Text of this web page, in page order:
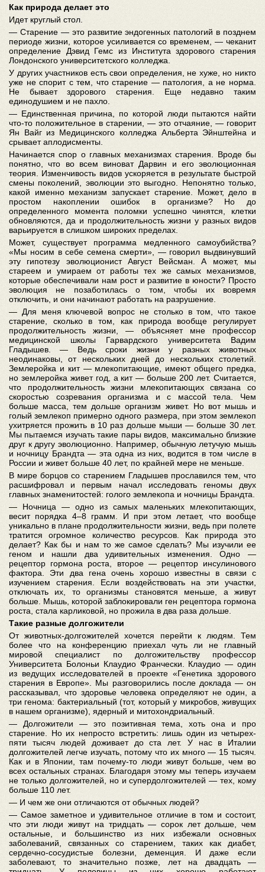
Как природа делает это
Идет круглый стол.
— Старение — это развитие эндогенных патологий в позднем
периоде жизни, которое усиливается со временем, — чеканит
определение Дэвид Гемс из Института здорового старения
Лондонского университетского колледжа.
У других участников есть свои определения, не хуже, но никто
уже не спорит с тем, что старение — патология, а не норма.
Не бывает здорового старения. Еще недавно таким
единодушием и не пахло.
— Единственная причина, по которой люди пытаются найти
что-то положительное в старении, — это отчаяние, — говорит
Ян Вайг из Медицинского колледжа Альберта Эйнштейна и
срывает аплодисменты.
Начинается спор о главных механизмах старения. Вроде бы
понятно, что во всем виноват Дарвин и его эволюционная
теория. Изменчивость видов ускоряется в результате быстрой
смены поколений, эволюции это выгодно. Непонятно только,
какой именно механизм запускает старение. Может, дело в
простом накоплении ошибок в организме? Но до
определенного момента поломки успешно чинятся, клетки
обновляются, да и продолжительность жизни у разных видов
варьируется в слишком широких пределах.
Может, существует программа медленного самоубийства?
«Мы носим в себе семена смерти», — говорил выдвинувший
эту гипотезу эволюционист Август Вейсман. А может, мы
стареем и умираем от работы тех же самых механизмов,
которые обеспечивали нам рост и развитие в юности? Просто
эволюция не позаботилась о том, чтобы их вовремя
отключить, и они начинают работать на разрушение.
— Для меня ключевой вопрос не столько в том, что такое
старение, сколько в том, как природа вообще регулирует
продолжительность жизни, — объясняет мне профессор
медицинской школы Гарвардского университета Вадим
Гладышев. — Ведь сроки жизни у разных животных
неодинаковы, от нескольких дней до нескольких столетий.
Землеройка и кит — млекопитающие, имеют общего предка,
но землеройка живет год, а кит — больше 200 лет. Считается,
что продолжительность жизни млекопитающих связана со
скоростью созревания организма и с массой тела. Чем
больше масса, тем дольше организм живет. Но вот мышь и
голый землекоп примерно одного размера, при этом землекоп
ухитряется прожить в 10 раз дольше мыши — больше 30 лет.
Мы пытаемся изучать такие пары видов, максимально близкие
друг к другу эволюционно. Например, обычную летучую мышь
и ночницу Брандта — эта одна из них, водится в том числе в
России и живет больше 40 лет, по крайней мере не меньше.
В мире борцов со старением Гладышев прославился тем, что
расшифровал и первым начал исследовать геномы двух
главных знаменитостей: голого землекопа и ночницы Брандта.
— Ночница — одно из самых маленьких млекопитающих,
весит порядка 4–8 грамм. И при этом летает, что вообще
уникально в плане продолжительности жизни, ведь при полете
тратится огромное количество ресурсов. Как природа это
делает? Как бы и нам то же самое сделать? Мы изучили ее
геном и нашли два удивительных изменения. Одно —
рецептор гормона роста, второе — рецептор инсулинового
фактора. Эти два гена очень хорошо известны в связи с
изучением старения. Если воздействовать на эти участки,
отключать их, то организмы становятся меньше, а живут
больше. Мышь, которой заблокировали ген рецептора гормона
роста, стала карликовой, но прожила в два раза дольше.
Такие разные долгожители
От животных-долгожителей хочется перейти к людям. Тем
более что на конференцию приехал чуть ли не главный
мировой специалист по долгожительству профессор
Университета Болоньи Клаудио Франчески. Клаудио — один
из ведущих исследователей в проекте «Генетика здорового
старения в Европе». Мы разговорились после доклада — он
рассказывал, что здоровье человека определяют не один, а
три генома: бактериальный (тот, который у микробов, живущих
в нашем организме), ядерный и митохондриальный.
— Долгожители — это позитивная тема, хоть она и про
старение. Но их непросто встретить: лишь один из четырех-
пяти тысяч людей доживает до ста лет. У нас в Италии
долгожителей легче изучать, потому что их много — 15 тысяч.
Как и в Японии, там почему-то люди живут больше, чем во
всех остальных странах. Благодаря этому мы теперь изучаем
не только долгожителей, но и супердолгожителей — тех, кому
больше 110 лет.
— И чем же они отличаются от обычных людей?
— Самое заметное и удивительное отличие в том и состоит,
что эти люди живут на тридцать — сорок лет дольше, чем
остальные, и большинство из них избежали основных
заболеваний, связанных со старением, таких как диабет,
сердечно-сосудистые болезни, деменция. И даже если
заболевают, то значительно позже, лет на двадцать —